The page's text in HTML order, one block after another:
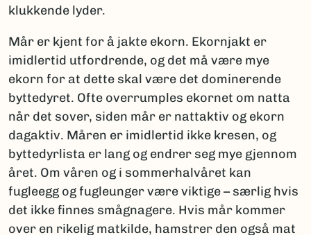
klukkende lyder.
Mår er kjent for å jakte ekorn. Ekornjakt er
imidlertid utfordrende, og det må være mye
ekorn for at dette skal være det dominerende
byttedyret. Ofte overrumples ekornet om natta
når det sover, siden mår er nattaktiv og ekorn
dagaktiv. Måren er imidlertid ikke kresen, og
byttedyrlista er lang og endrer seg mye gjennom
året. Om våren og i sommerhalvåret kan
fugleegg og fugleunger være viktige – særlig hvis
det ikke finnes smågnagere. Hvis mår kommer
over en rikelig matkilde, hamstrer den også mat